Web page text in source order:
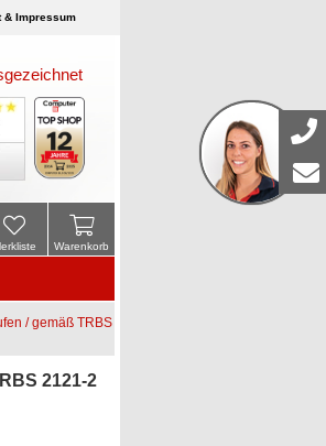
& Impressum
Warenkorb
/ gemäß TRBS
2121-2